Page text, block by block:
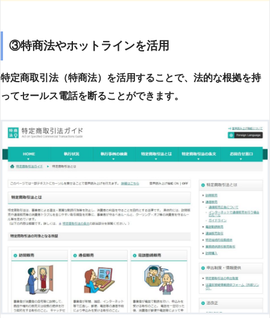
③特商法やホットラインを活用
特定商取引法（特商法）を活用することで、法的な根拠を持
ってセールス電話を断ることができます。